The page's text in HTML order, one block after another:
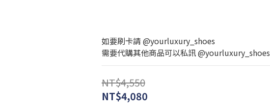
如要刷卡請 @yourluxury_shoes
需要代購其他商品可以私訊 @yourluxury_shoes
NT$4,550
NT$4,080